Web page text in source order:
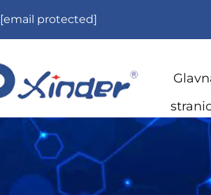
[email protected]